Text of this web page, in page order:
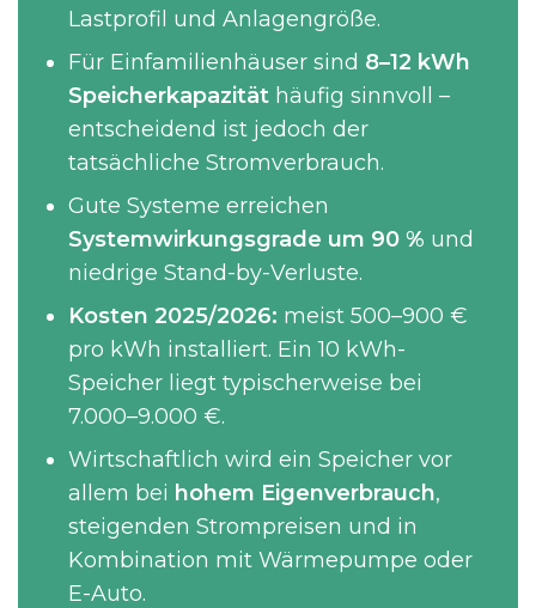
Lastprofil und Anlagengröße.
Für Einfamilienhäuser sind 8–12 kWh
Speicherkapazität häufig sinnvoll –
entscheidend ist jedoch der
tatsächliche Stromverbrauch.
Gute Systeme erreichen
Systemwirkungsgrade um 90 % und
niedrige Stand-by-Verluste.
Kosten 2025/2026: meist 500–900 €
pro kWh installiert. Ein 10 kWh-
Speicher liegt typischerweise bei
7.000–9.000 €.
Wirtschaftlich wird ein Speicher vor
allem bei hohem Eigenverbrauch,
steigenden Strompreisen und in
Kombination mit Wärmepumpe oder
E-Auto.